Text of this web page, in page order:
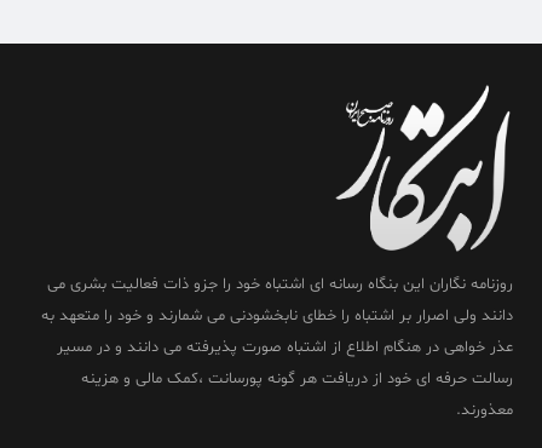
روزنامه نگاران این بنگاه رسانه ای اشتباه خود را جزو ذات فعالیت بشری می
دانند ولی اصرار بر اشتباه را خطای نابخشودنی می شمارند و خود را متعهد به
عذر خواهی در هنگام اطلاع از اشتباه صورت پذیرفته می دانند و در مسیر
رسالت حرفه ای خود از دریافت هر گونه پورسانت ،کمک مالی و هزینه
معذورند.